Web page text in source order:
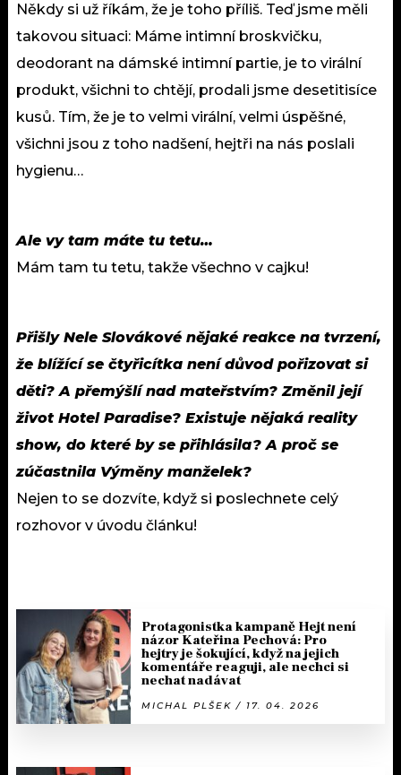
Někdy si už říkám, že je toho příliš. Teď jsme měli
takovou situaci: Máme intimní broskvičku,
deodorant na dámské intimní partie, je to virální
produkt, všichni to chtějí, prodali jsme desetitisíce
kusů. Tím, že je to velmi virální, velmi úspěšné,
všichni jsou z toho nadšení, hejtři na nás poslali
hygienu…
Ale vy tam máte tu tetu…
Mám tam tu tetu, takže všechno v cajku!
Přišly Nele Slovákové nějaké reakce na tvrzení,
že blížící se čtyřicítka není důvod pořizovat si
děti? A přemýšlí nad mateřstvím? Změnil její
život Hotel Paradise? Existuje nějaká reality
show, do které by se přihlásila? A proč se
zúčastnila Výměny manželek?
Nejen to se dozvíte, když si poslechnete celý
rozhovor v úvodu článku!
Protagonistka kampaně Hejt není
názor Kateřina Pechová: Pro
hejtry je šokující, když na jejich
komentáře reaguji, ale nechci si
nechat nadávat
MICHAL PLŠEK / 17. 04. 2026